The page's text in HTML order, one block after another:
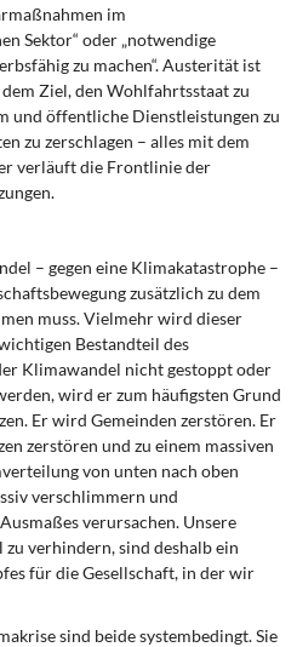
im
Sektor“ oder „notwendige
zu machen“. Austerität ist
Ziel, den Wohlfahrtsstaat zu
und öffentliche Dienstleistungen zu
zu zerschlagen – alles mit dem
verläuft die Frontlinie der
– gegen eine Klimakatastrophe –
zusätzlich zu dem
muss. Vielmehr wird dieser
Bestandteil des
Klimawandel nicht gestoppt oder
wird er zum häufigsten Grund
Er wird Gemeinden zerstören. Er
zerstören und zu einem massiven
von unten nach oben
verschlimmern und
verursachen. Unsere
verhindern, sind deshalb ein
für die Gesellschaft, in der wir
sind beide systembedingt. Sie